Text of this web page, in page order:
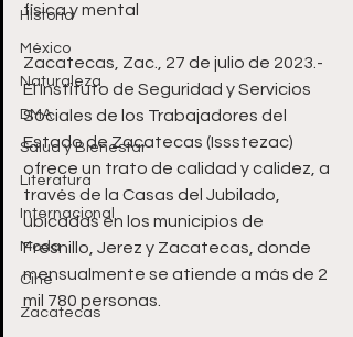
Historia
México
Naturaleza
DMA
Salud y Bienestar
Literatura
Internacional
Moda
Cine
Zacatecas
física y mental
Zacatecas, Zac., 27 de julio de 2023.-
El Instituto de Seguridad y Servicios
Sociales de los Trabajadores del
Estado de Zacatecas (Issstezac)
ofrece un trato de calidad y calidez, a
través de la Casas del Jubilado,
ubicadas en los municipios de
Fresnillo, Jerez y Zacatecas, donde
mensualmente se atiende a más de 2
mil 780 personas.